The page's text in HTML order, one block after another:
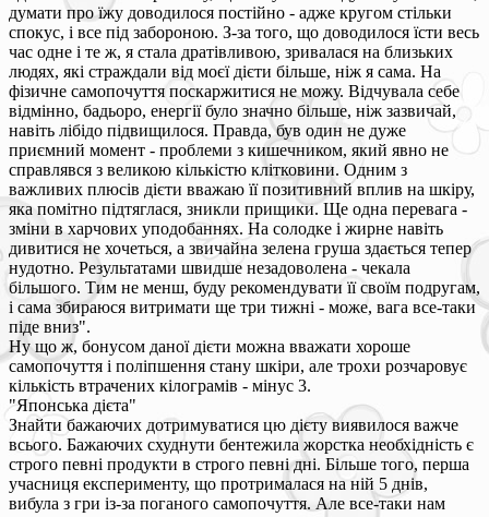
думати про їжу доводилося постійно - адже кругом стільки
спокус, і все під забороною. З-за того, що доводилося їсти весь
час одне і те ж, я стала дратівливою, зривалася на близьких
людях, які страждали від моєї дієти більше, ніж я сама. На
фізичне самопочуття поскаржитися не можу. Відчувала себе
відмінно, бадьоро, енергії було значно більше, ніж зазвичай,
навіть лібідо підвищилося. Правда, був один не дуже
приємний момент - проблеми з кишечником, який явно не
справлявся з великою кількістю клітковини. Одним з
важливих плюсів дієти вважаю її позитивний вплив на шкіру,
яка помітно підтяглася, зникли прищики. Ще одна перевага -
зміни в харчових уподобаннях. На солодке і жирне навіть
дивитися не хочеться, а звичайна зелена груша здається тепер
нудотно. Результатами швидше незадоволена - чекала
більшого. Тим не менш, буду рекомендувати її своїм подругам,
і сама збираюся витримати ще три тижні - може, вага все-таки
піде вниз".
Ну що ж, бонусом даної дієти можна вважати хороше
самопочуття і поліпшення стану шкіри, але трохи розчаровує
кількість втрачених кілограмів - мінус 3.
"Японська дієта"
Знайти бажаючих дотримуватися цю дієту виявилося важче
всього. Бажаючих схуднути бентежила жорстка необхідність є
строго певні продукти в строго певні дні. Більше того, перша
учасниця експерименту, що протрималася на ній 5 днів,
вибула з гри із-за поганого самопочуття. Але все-таки нам